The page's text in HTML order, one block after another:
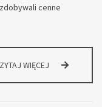
cenne
WIĘCEJ RIMINI,